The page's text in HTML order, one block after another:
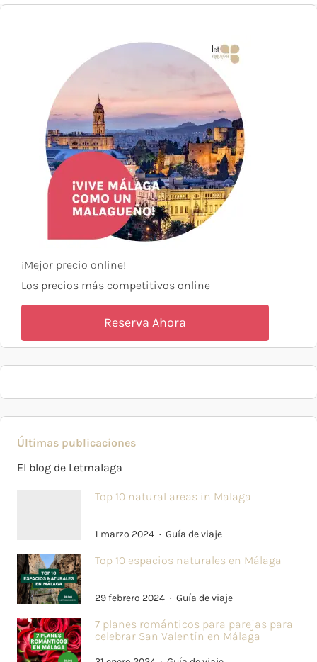
¡Mejor precio online!
Los precios más competitivos online
Reserva Ahora
Últimas publicaciones
El blog de Letmalaga
Top 10 natural areas in Malaga
1 marzo 2024 Guía de viaje
Top 10 espacios naturales en Málaga
29 febrero 2024 Guía de viaje
7 planes románticos para parejas para
celebrar San Valentín en Málaga